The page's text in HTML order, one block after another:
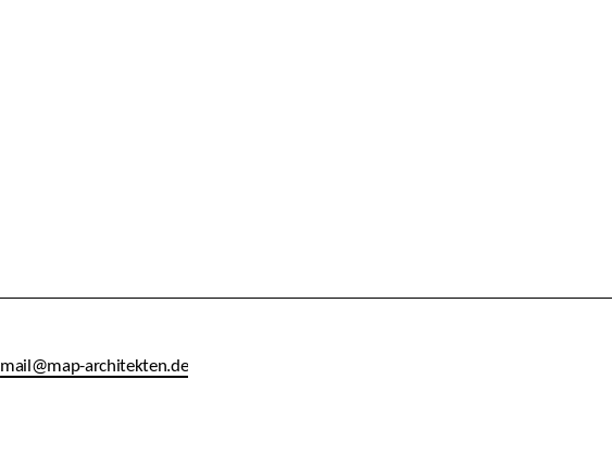
mail@map-architekten.de